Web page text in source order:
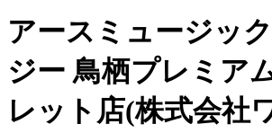
アースミュージッ
ジー 鳥栖プレミア
レット店(株式会社